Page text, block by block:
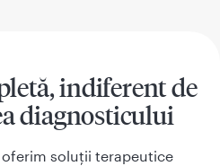
indiferent de
diagnosticului
soluții terapeutice